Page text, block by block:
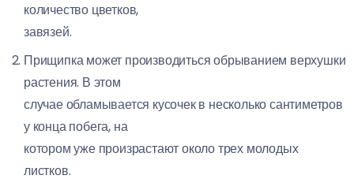
количество цветков,
завязей.
Прищипка может производиться обрыванием верхушки
растения. В этом
случае обламывается кусочек в несколько сантиметров
у конца побега, на
котором уже произрастают около трех молодых
листков.